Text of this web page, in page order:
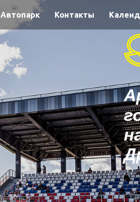
Автопарк Контакты